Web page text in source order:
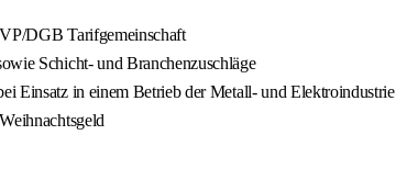
DGB Tarifgemeinschaft
Schicht- und Branchenzuschläge
Einsatz in einem Betrieb der Metall- und Elektroindustrie